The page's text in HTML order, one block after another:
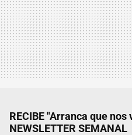
RECIBE "Arranca que nos
NEWSLETTER SEMANAL